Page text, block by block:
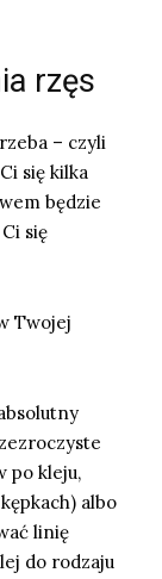
rzęs
– czyli
się kilka
będzie
się
Twojej
po kleju,
albo
linię
do rodzaju